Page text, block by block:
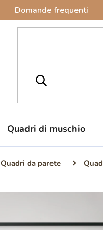
Domande frequenti
Quadri di muschio
Quadri da parete